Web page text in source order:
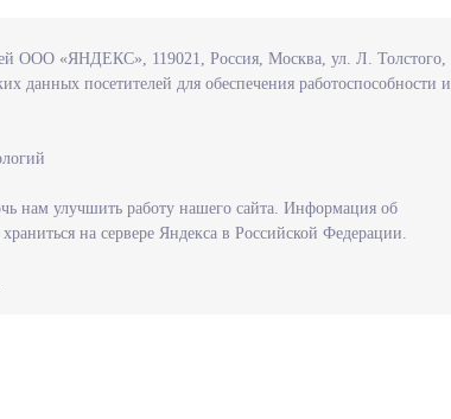
ООО «ЯНДЕКС», 119021, Россия, Москва, ул. Л. Толстого,
данных посетителей для обеспечения работоспособности и
нам улучшить работу нашего сайта. Информация об
на сервере Яндекса в Российской Федерации.